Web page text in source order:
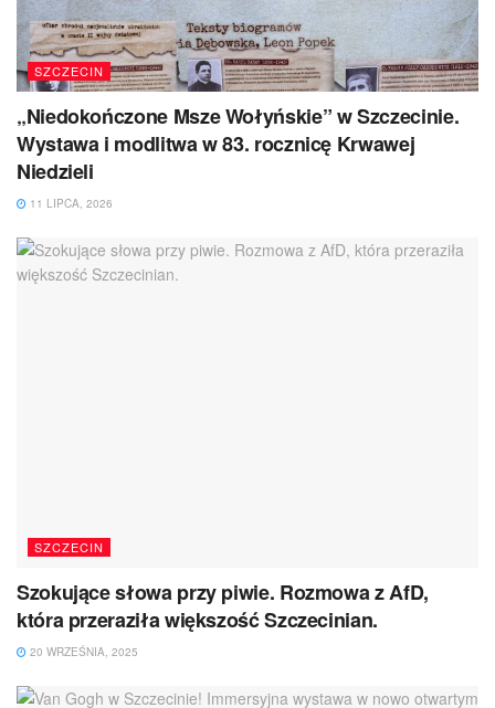
SZCZECIN
„Niedokończone Msze Wołyńskie” w Szczecinie.
Wystawa i modlitwa w 83. rocznicę Krwawej
Niedzieli
11 LIPCA, 2026
SZCZECIN
Szokujące słowa przy piwie. Rozmowa z AfD,
która przeraziła większość Szczecinian.
20 WRZEŚNIA, 2025